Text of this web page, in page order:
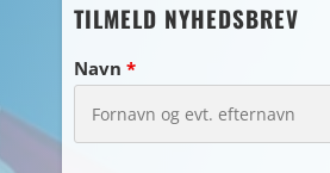
TILMELD NYHEDSBREV
Navn*